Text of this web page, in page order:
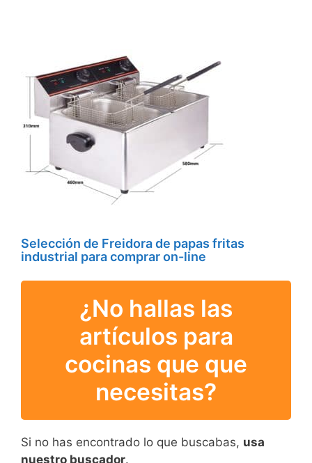
Selección de Freidora de papas fritas
industrial para comprar on-line
¿No hallas las
artículos para
cocinas que que
necesitas?
Si no has encontrado lo que buscabas, usa
nuestro buscador.